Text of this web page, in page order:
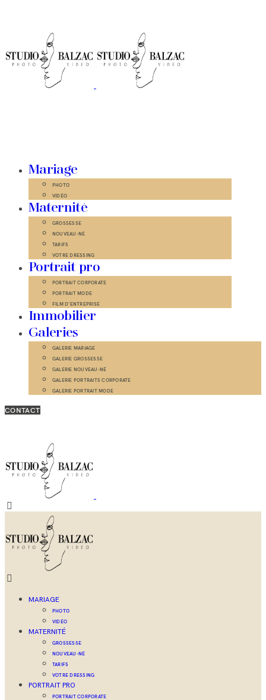
Mariage
PHOTO
VIDÉO
Maternité
GROSSESSE
NOUVEAU-NÉ
TARIFS
VOTRE DRESSING
Portrait pro
PORTRAIT CORPORATE
PORTRAIT MODE
FILM D’ENTREPRISE
Immobilier
Galeries
GALERIE MARIAGE
GALERIE GROSSESSE
GALERIE NOUVEAU-NÉ
GALERIE PORTRAITS CORPORATE
GALERIE PORTRAIT MODE
CONTACT
MARIAGE
PHOTO
VIDÉO
MATERNITÉ
GROSSESSE
NOUVEAU-NÉ
TARIFS
VOTRE DRESSING
PORTRAIT PRO
PORTRAIT CORPORATE